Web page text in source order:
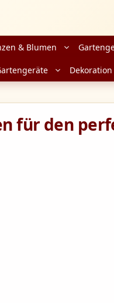
& Blumen
Dekoration
für den